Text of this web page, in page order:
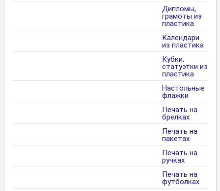
Дипломы,
грамоты из
пластика
Календари
из пластика
Кубки,
статуэтки из
пластика
Настольные
флажки
Печать на
брелках
Печать на
пакетах
Печать на
ручках
Печать на
футболках